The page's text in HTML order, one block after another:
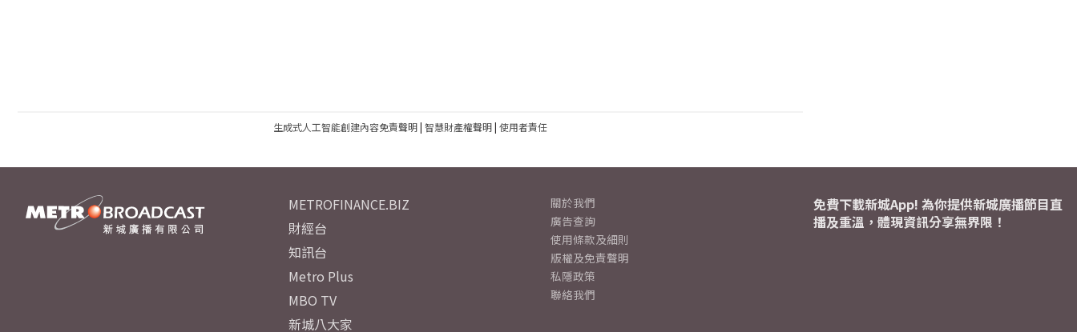
生成式人工智能創建內容免責聲明| 智慧財產權聲明| 使用者責任
METROFINANCE.BIZ
財經台
知訊台
Metro Plus
MBO TV
新城八大家
關於我們
廣告查詢
使用條款及細則
版權及免責聲明
私隱政策
聯絡我們
免費下載新城App! 為你提供新城廣播節目直
播及重溫，體現資訊分享無界限！